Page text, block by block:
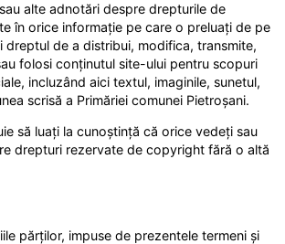
alte adnotări despre drepturile de
în orice informație pe care o preluați de pe
dreptul de a distribui, modifica, transmite,
folosi conținutul site-ului pentru scopuri
incluzând aici textul, imaginile, sunetul,
scrisă a Primăriei comunei Pietroșani.
să luați la cunoștință că orice vedeți sau
drepturi rezervate de copyright fără o altă
părților, impuse de prezentele termeni și